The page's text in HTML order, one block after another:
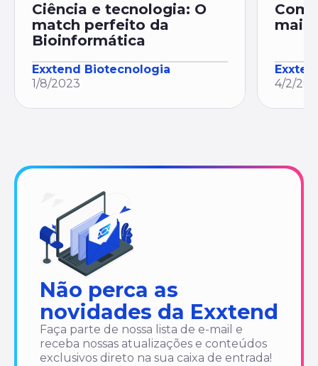
Ciência e tecnologia: O
match perfeito da
Bioinformática
Exxtend Biotecnologia
1/8/2023
mais
4/2/
Não perca as
novidades da Exxtend
Faça parte de nossa lista de e-mail e
receba nossas atualizações e conteúdos
exclusivos direto na sua caixa de entrada!